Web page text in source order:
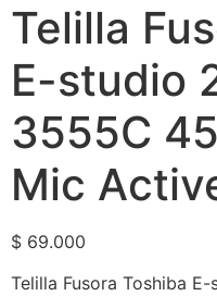
Telilla
E-studio
3555C
Mic
$ 69.000
Telilla Fusora Toshiba